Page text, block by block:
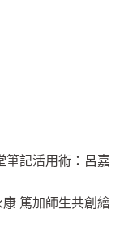
筆記活用術：呂嘉
篤加師生共創繪